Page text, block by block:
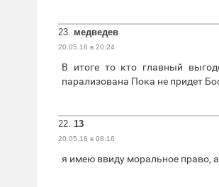
23. медведев
20.05.18 в 20:24
В итоге то кто главный
парализована Пока не придет
22. 13
20.05.18 в 08:16
я имею ввиду моральное право,